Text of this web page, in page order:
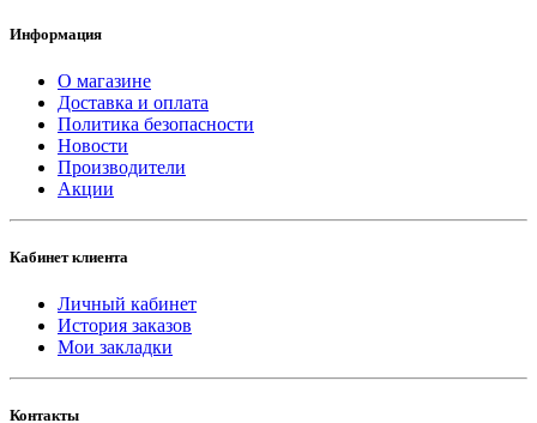
Информация
О магазине
Доставка и оплата
Политика безопасности
Новости
Производители
Акции
Кабинет клиента
Личный кабинет
История заказов
Мои закладки
Контакты